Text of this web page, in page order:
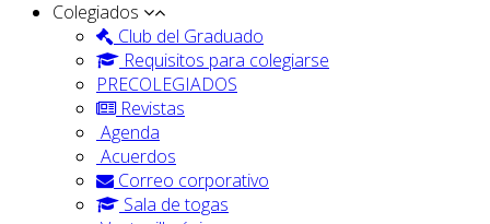
Colegiados
Club del Graduado
Requisitos para colegiarse
PRECOLEGIADOS
Revistas
Agenda
Acuerdos
Correo corporativo
Sala de togas